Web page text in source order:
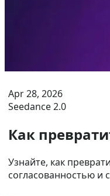
Apr 28, 2026
Seedance 2.0
Как
Узнайте, как
согласованностью и